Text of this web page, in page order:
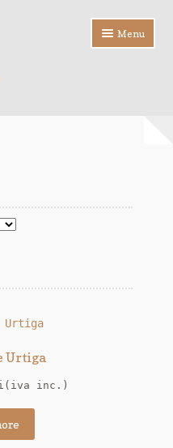
Menu
Urtiga
inc.)